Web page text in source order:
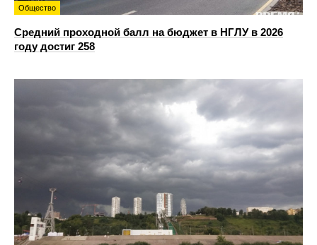
Общество
Средний проходной балл на бюджет в НГЛУ в 2026
году достиг 258